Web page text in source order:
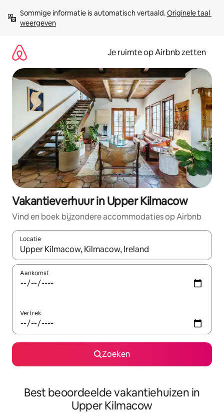
direct
naar
Sommige informatie is automatisch vertaald. Originele taal
weergeven
Je ruimte op Airbnb zetten
Vakantieverhuur in Upper Kilmacow
Vind en boek bijzondere accommodaties op Airbnb
Locatie
Wanneer er suggesties beschikbaar zijn, maak je een keuze
Aankomst
Vertrek
Zoeken
Best beoordeelde vakantiehuizen in
Upper Kilmacow